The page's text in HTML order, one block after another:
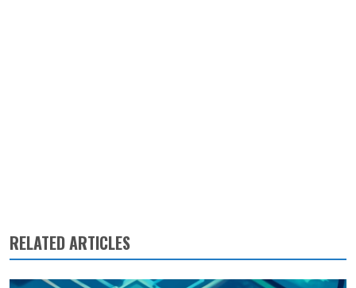
RELATED ARTICLES